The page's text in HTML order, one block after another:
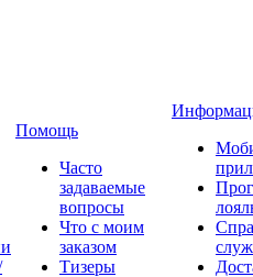
Помощь
Часто
задаваемые
вопросы
Что с моим
заказом
Тизеры